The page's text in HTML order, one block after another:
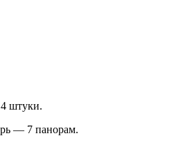
штуки.
— 7 панорам.